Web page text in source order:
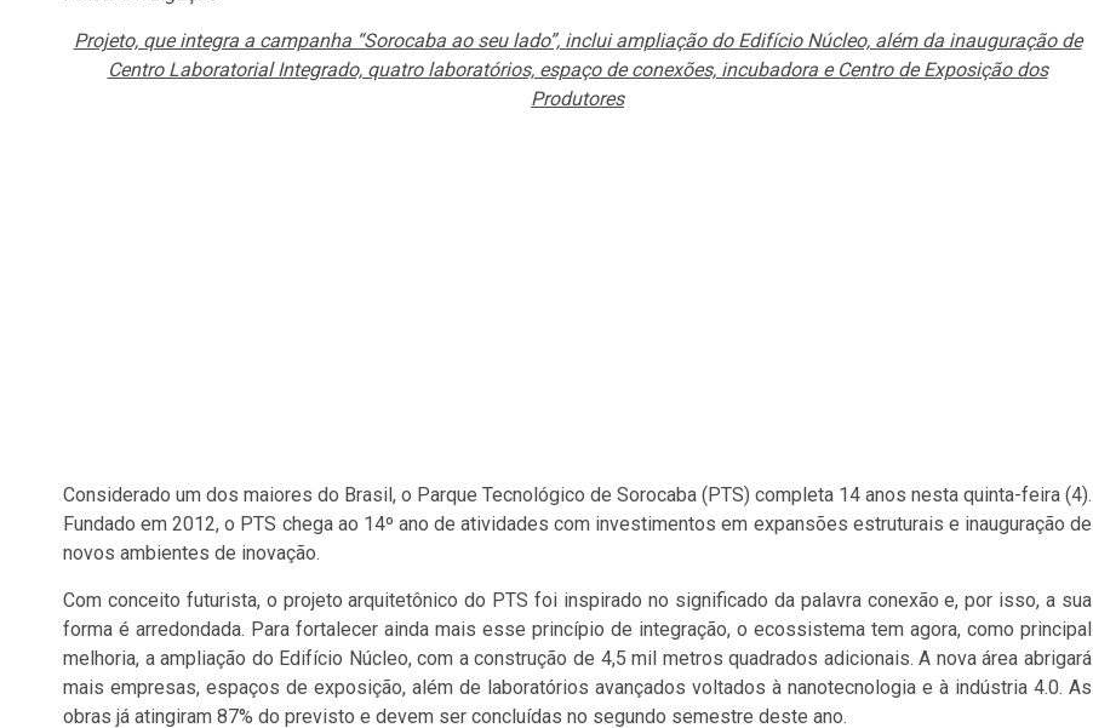
Projeto, que integra a campanha “Sorocaba ao seu lado”, inclui ampliação do Edifício Núcleo, além da inauguração de
Centro Laboratorial Integrado, quatro laboratórios, espaço de conexões, incubadora e Centro de Exposição dos
Produtores
Considerado um dos maiores do Brasil, o Parque Tecnológico de Sorocaba (PTS) completa 14 anos nesta quinta-feira (4).
Fundado em 2012, o PTS chega ao 14º ano de atividades com investimentos em expansões estruturais e inauguração de
novos ambientes de inovação.
Com conceito futurista, o projeto arquitetônico do PTS foi inspirado no significado da palavra conexão e, por isso, a sua
forma é arredondada. Para fortalecer ainda mais esse princípio de integração, o ecossistema tem agora, como principal
melhoria, a ampliação do Edifício Núcleo, com a construção de 4,5 mil metros quadrados adicionais. A nova área abrigará
mais empresas, espaços de exposição, além de laboratórios avançados voltados à nanotecnologia e à indústria 4.0. As
obras já atingiram 87% do previsto e devem ser concluídas no segundo semestre deste ano.